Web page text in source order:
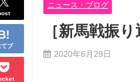
てブ
ニュース・ブログ
［新馬戦振
2020年6月29日